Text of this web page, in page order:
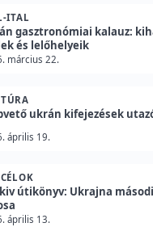
ITAL
gasztronómiai kalauz:
és lelőhelyeik
március 22.
ukrán kifejezések
április 19.
útikönyv: Ukrajna
április 13.